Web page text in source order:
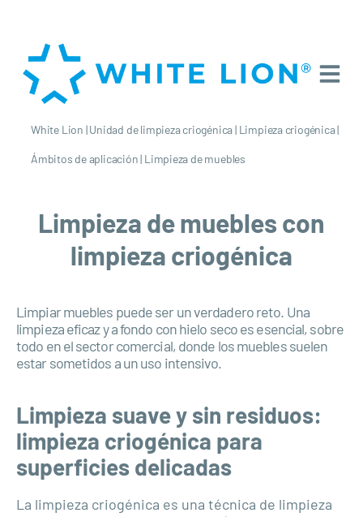
White Lion |Unidad de limpieza criogénica| Limpieza criogénica|
Ámbitos de aplicación| Limpieza de muebles
Limpieza de muebles con
limpieza criogénica
Limpiar muebles puede ser un verdadero reto. Una
limpieza eficaz y a fondo con hielo seco es esencial, sobre
todo en el sector comercial, donde los muebles suelen
estar sometidos a un uso intensivo.
Limpieza suave y sin residuos:
limpieza criogénica para
superficies delicadas
La limpieza criogénica es una técnica de limpieza